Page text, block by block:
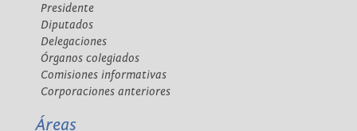
Presidente
Diputados
Delegaciones
Órganos colegiados
Comisiones informativas
Corporaciones anteriores
Áreas